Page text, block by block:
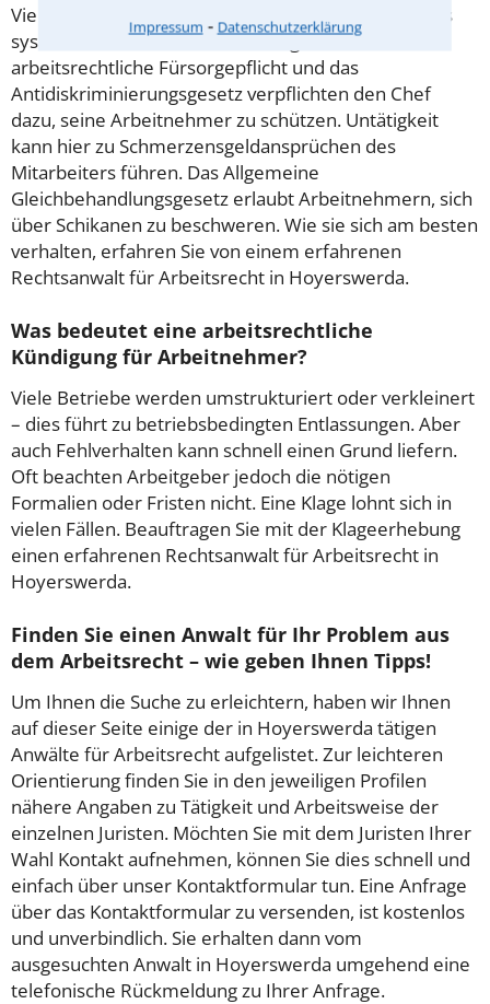
Impressum ⁃ Datenschutzerklärung
Viele Mitarbeiter werden durch Kollegen oder Chefs
systematisch schikaniert oder angefeindet. Die
arbeitsrechtliche Fürsorgepflicht und das
Antidiskriminierungsgesetz verpflichten den Chef
dazu, seine Arbeitnehmer zu schützen. Untätigkeit
kann hier zu Schmerzensgeldansprüchen des
Mitarbeiters führen. Das Allgemeine
Gleichbehandlungsgesetz erlaubt Arbeitnehmern, sich
über Schikanen zu beschweren. Wie sie sich am besten
verhalten, erfahren Sie von einem erfahrenen
Rechtsanwalt für Arbeitsrecht in Hoyerswerda.
Was bedeutet eine arbeitsrechtliche
Kündigung für Arbeitnehmer?
Viele Betriebe werden umstrukturiert oder verkleinert
– dies führt zu betriebsbedingten Entlassungen. Aber
auch Fehlverhalten kann schnell einen Grund liefern.
Oft beachten Arbeitgeber jedoch die nötigen
Formalien oder Fristen nicht. Eine Klage lohnt sich in
vielen Fällen. Beauftragen Sie mit der Klageerhebung
einen erfahrenen Rechtsanwalt für Arbeitsrecht in
Hoyerswerda.
Finden Sie einen Anwalt für Ihr Problem aus
dem Arbeitsrecht – wie geben Ihnen Tipps!
Um Ihnen die Suche zu erleichtern, haben wir Ihnen
auf dieser Seite einige der in Hoyerswerda tätigen
Anwälte für Arbeitsrecht aufgelistet. Zur leichteren
Orientierung finden Sie in den jeweiligen Profilen
nähere Angaben zu Tätigkeit und Arbeitsweise der
einzelnen Juristen. Möchten Sie mit dem Juristen Ihrer
Wahl Kontakt aufnehmen, können Sie dies schnell und
einfach über unser Kontaktformular tun. Eine Anfrage
über das Kontaktformular zu versenden, ist kostenlos
und unverbindlich. Sie erhalten dann vom
ausgesuchten Anwalt in Hoyerswerda umgehend eine
telefonische Rückmeldung zu Ihrer Anfrage.